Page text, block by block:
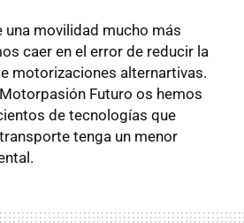
una movilidad mucho más
caer en el error de reducir la
motorizaciones alternartivas.
Futuro os hemos
de tecnologías que
tenga un menor